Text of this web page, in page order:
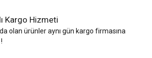
Kargo Hizmeti
olan ürünler aynı gün kargo firmasına